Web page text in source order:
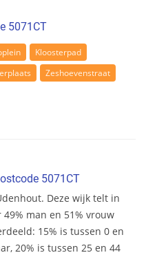
5071CT
Kloosterpad
Zeshoevenstraat
5071CT
Deze wijk telt in
man en 51% vrouw
15% is tussen 0 en
20% is tussen 25 en 44